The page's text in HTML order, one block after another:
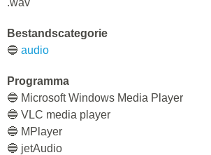
.wav
Bestandscategorie
🔵 audio
Programma
🔵 Microsoft Windows Media Player
🔵 VLC media player
🔵 MPlayer
🔵 jetAudio